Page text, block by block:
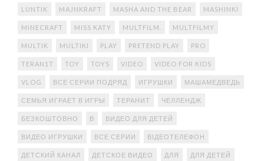
LUNTIK MAJNKRAFT MASHA AND THE BEAR MASHINKI
MINECRAFT MISS KATY MULTFILM. MULTFILMY
MULTIK MULTIKI PLAY PRETEND PLAY PRO
TERAN1T TOY TOYS VIDEO VIDEO FOR KIDS
VLOG ВСЕ СЕРИИ ПОДРЯД ИГРУШКИ МАШАМЕДВЕДЬ
СЕМЬЯ ИГРАЕТ В ИГРЫ ТЕРАНИТ ЧЕЛЛЕНДЖ
БЕЗКОШТОВНО В ВИДЕО ДЛЯ ДЕТЕЙ
ВИДЕО ИГРУШКИ ВСЕ СЕРИИ ВІДЕОТЕЛЕФОН
ДЕТСКИЙ КАНАЛ ДЕТСКОЕ ВИДЕО ДЛЯ ДЛЯ ДЕТЕЙ